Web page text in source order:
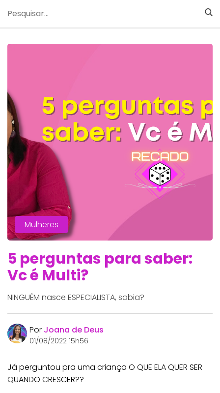
Mulheres
5 perguntas para saber:
Vc é Multi?
NINGUÉM nasce ESPECIALISTA, sabia?
Por Joana de Deus
01/08/2022 15h56
Já perguntou pra uma criança O QUE ELA QUER SER
QUANDO CRESCER??